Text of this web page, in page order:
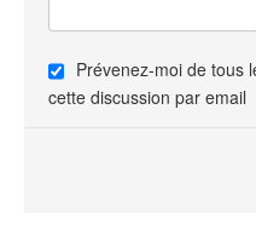
Prévenez-moi de tous
cette discussion par email